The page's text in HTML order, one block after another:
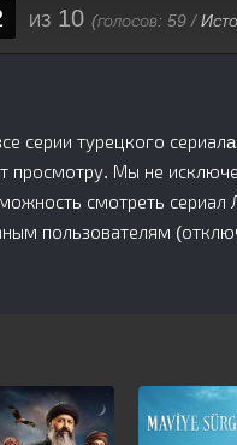
из 10 (голосов: 59 /
серии турецкого
просмотру. Мы не
смотреть сериал
пользователям